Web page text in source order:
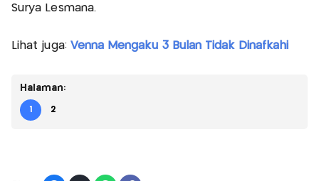
Surya Lesmana.
Lihat juga: Venna Mengaku 3 Bulan Tidak Dinafkahi
Halaman:
1 2